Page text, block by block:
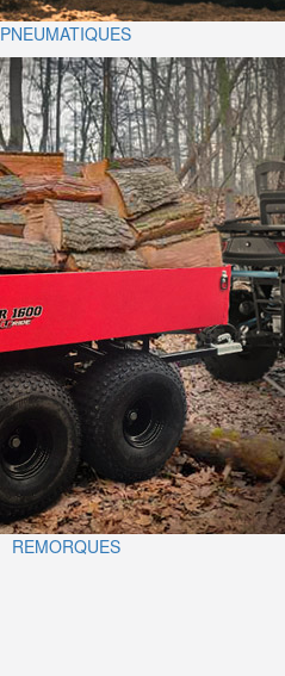
PNEUMATIQUES
REMORQUES